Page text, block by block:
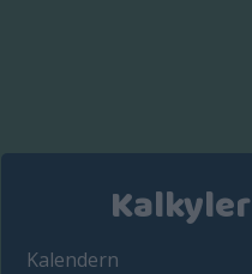
Kalkyler
Kalendern